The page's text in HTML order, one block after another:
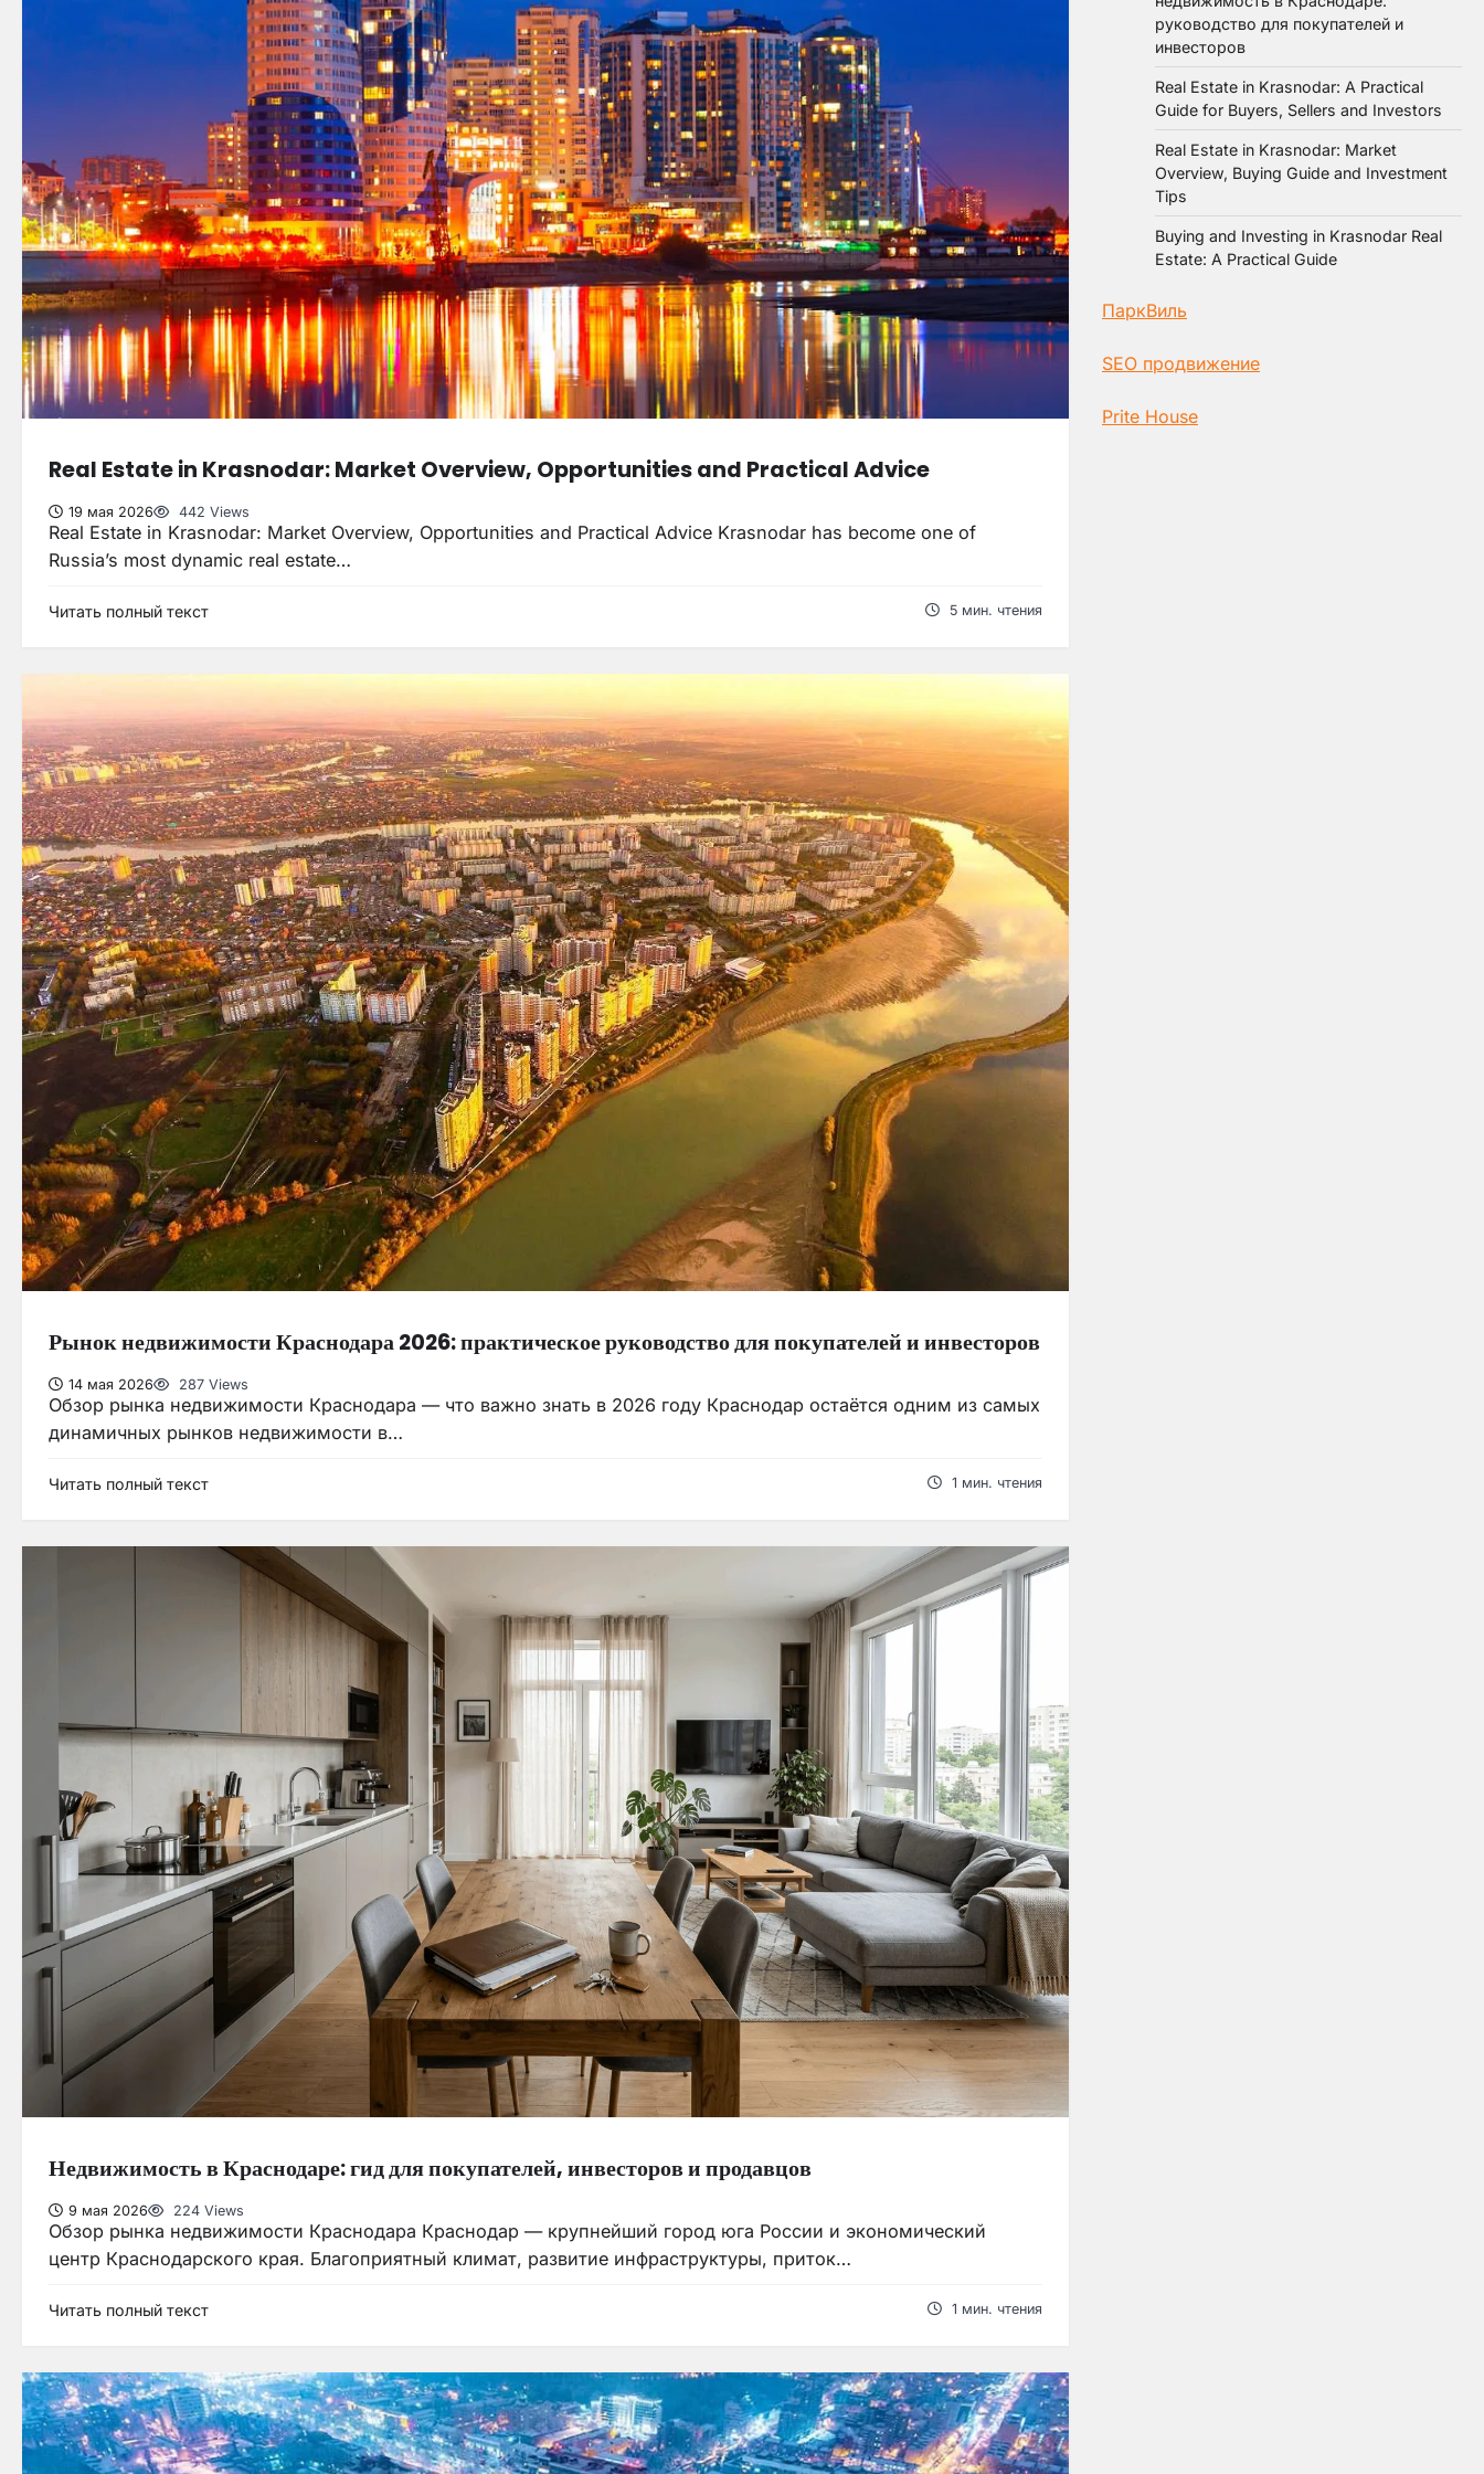
Real Estate in Krasnodar: Market Overview, Opportunities and Practical Advice
19 мая 2026 442 Views
Real Estate in Krasnodar: Market Overview, Opportunities and Practical Advice Krasnodar has become one of
Russia’s most dynamic real estate…
Читать полный текст 5 мин. чтения
Рынок недвижимости Краснодара 2026: практическое руководство для покупателей и инвесторов
14 мая 2026 287 Views
Обзор рынка недвижимости Краснодара — что важно знать в 2026 году Краснодар остаётся одним из самых
динамичных рынков недвижимости в…
Читать полный текст 1 мин. чтения
Недвижимость в Краснодаре: гид для покупателей, инвесторов и продавцов
9 мая 2026 224 Views
Обзор рынка недвижимости Краснодара Краснодар — крупнейший город юга России и экономический
центр Краснодарского края. Благоприятный климат, развитие инфраструктуры, приток…
Читать полный текст 1 мин. чтения
руководство для покупателей и
инвесторов
Real Estate in Krasnodar: A Practical
Guide for Buyers, Sellers and Investors
Real Estate in Krasnodar: Market
Overview, Buying Guide and Investment
Tips
Buying and Investing in Krasnodar Real
Estate: A Practical Guide
ПаркВиль
SEO продвижение
Prite House